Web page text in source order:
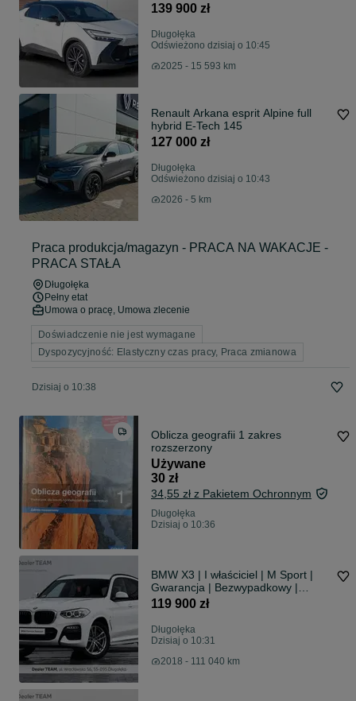
139 900 zł
Długołęka
Odświeżono dzisiaj o 10:45
2025 - 15 593 km
Renault Arkana esprit Alpine full
hybrid E-Tech 145
127 000 zł
Długołęka
Odświeżono dzisiaj o 10:43
2026 - 5 km
Praca produkcja/magazyn - PRACA NA WAKACJE -
PRACA STAŁA
Długołęka
Pełny etat
Umowa o pracę, Umowa zlecenie
Doświadczenie nie jest wymagane
Dyspozycyjność: Elastyczny czas pracy, Praca zmianowa
Dzisiaj o 10:38
Oblicza geografii 1 zakres
rozszerzony
Używane
30 zł
34,55 zł z Pakietem Ochronnym
Długołęka
Dzisiaj o 10:36
BMW X3 | I właściciel | M Sport |
Gwarancja | Bezwypadkowy |
FVAT23% |
119 900 zł
Długołęka
Dzisiaj o 10:31
2018 - 111 040 km